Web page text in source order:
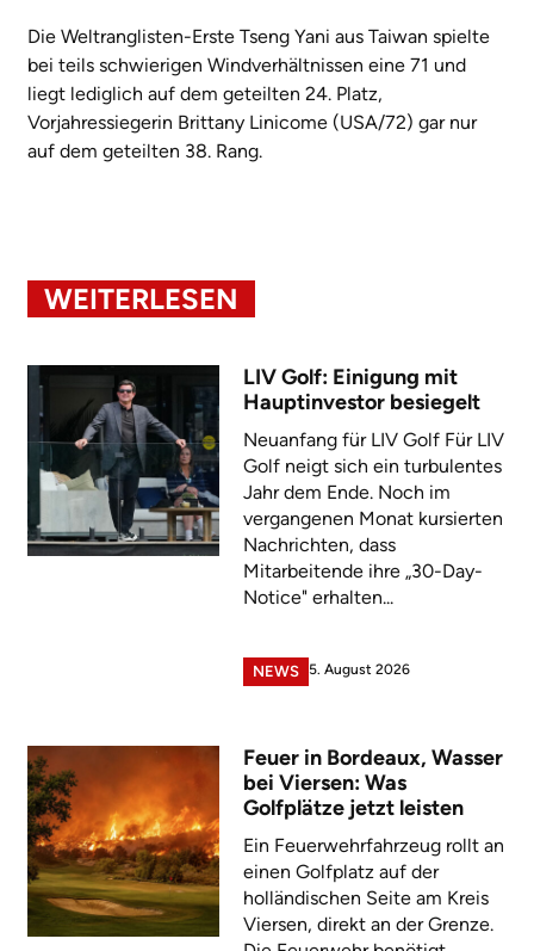
Die Weltranglisten-Erste Tseng Yani aus Taiwan spielte
bei teils schwierigen Windverhältnissen eine 71 und
liegt lediglich auf dem geteilten 24. Platz,
Vorjahressiegerin Brittany Linicome (USA/72) gar nur
auf dem geteilten 38. Rang.
WEITERLESEN
LIV Golf: Einigung mit
Hauptinvestor besiegelt
Neuanfang für LIV Golf Für LIV
Golf neigt sich ein turbulentes
Jahr dem Ende. Noch im
vergangenen Monat kursierten
Nachrichten, dass
Mitarbeitende ihre „30-Day-
Notice" erhalten...
NEWS 5. August 2026
Feuer in Bordeaux, Wasser
bei Viersen: Was
Golfplätze jetzt leisten
Ein Feuerwehrfahrzeug rollt an
einen Golfplatz auf der
holländischen Seite am Kreis
Viersen, direkt an der Grenze.